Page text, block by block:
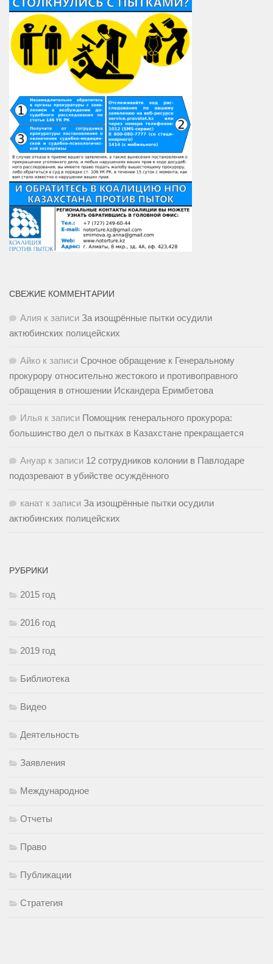
СВЕЖИЕ КОММЕНТАРИИ
Алия к записи За изощрённые пытки осудили
актюбинских полицейских
Айко к записи Срочное обращение к Генеральному
прокурору относительно жестокого и противоправного
обращения в отношении Искандера Еримбетова
Илья к записи Помощник генерального прокурора:
большинство дел о пытках в Казахстане прекращается
Ануар к записи 12 сотрудников колонии в Павлодаре
подозревают в убийстве осуждённого
канат к записи За изощрённые пытки осудили
актюбинских полицейских
РУБРИКИ
2015 год
2016 год
2019 год
Библиотека
Видео
Деятельность
Заявления
Международное
Отчеты
Право
Публикации
Стратегия